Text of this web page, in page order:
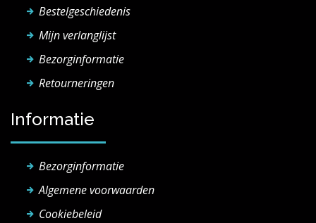
Bestelgeschiedenis
Mijn verlanglijst
Bezorginformatie
Retourneringen
Informatie
Bezorginformatie
Algemene voorwaarden
Cookiebeleid